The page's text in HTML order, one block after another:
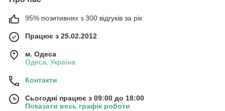
95% позитивних з 300 відгуків за рік
Працює з 25.02.2012
м. Одеса
Одеса, Україна
Контакти
Сьогодні працює з 09:00 до 18:00
Показати весь графік роботи